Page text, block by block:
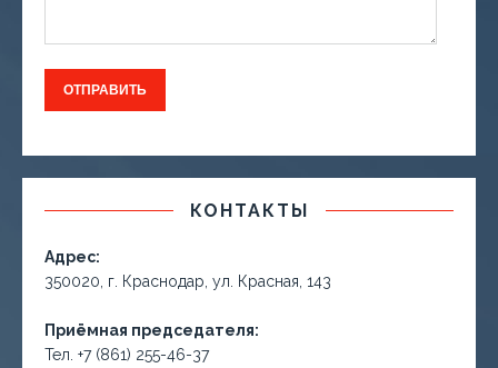
КОНТАКТЫ
Адрес:
350020, г. Краснодар, ул. Красная, 143
Приёмная председателя:
Тел. +7 (861) 255-46-37